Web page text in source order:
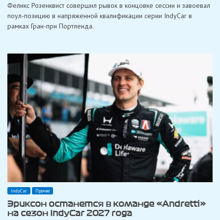
вырвал
для
гонки
опередив
Палоу
на
секунды
Феликс Розенквист совершил рывок в концовке сессии и завоевал
поул-позицию в напряженной квалификации серии IndyCar в
рамках Гран-при Портленда.
IndyCar Прочее
Эриксон останется в команде «Andretti»
на сезон IndyCar 2027 года